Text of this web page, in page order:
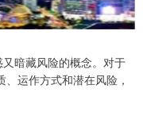
暗藏风险的概念。对于
运作方式和潜在风险，